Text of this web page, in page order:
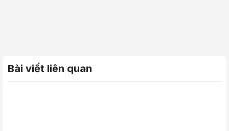
Bài viết liên quan